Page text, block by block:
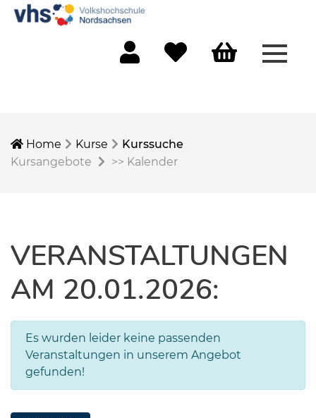
Home Kurse
Kurssuche
Kursangebote
>> Kalender
VERANSTALTUNGEN
AM 20.01.2026:
Es wurden leider keine passenden
Veranstaltungen in unserem Angebot
gefunden!